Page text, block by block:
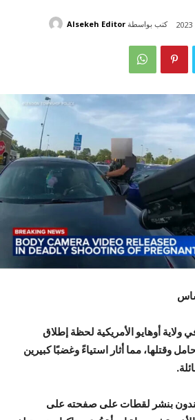
كتب بواسطة Alsekeh Editor
أوهايو الأمريكية لحظة إطلاق
وقتلها، مما أثار استياءً وغضبًا كبيرين
بنشر لقطات على صفحته على